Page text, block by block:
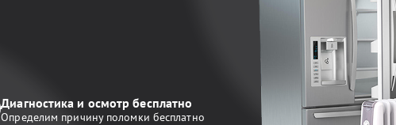
Диагностика и осмотр бесплатно
Определим причину поломки бесплатно